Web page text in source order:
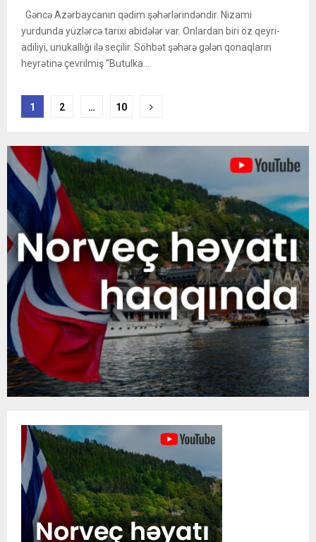
Gəncə Azərbaycanın qədim şəhərlərindəndir. Nizami
yurdunda yüzlərcə tarixi abidələr var. Onlardan biri öz qeyri-
adiliyi, unukallığı ilə seçilir. Söhbət şəhərə gələn qonaqların
heyrətinə çevrilmiş “Butulka...
Posts
1 2 … 10